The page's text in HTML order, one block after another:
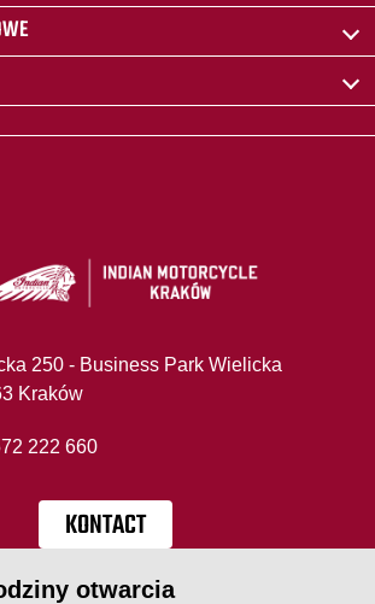
250 - Business Park Wielicka
Kraków
222 660
KONTACT
otwarcia